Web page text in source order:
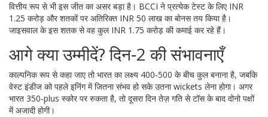
वित्तीय रूप से भी इस जीत का असर बड़ा है। BCCI ने प्रत्येक टेस्ट के लिए INR
1.25 करोड़ और शतकों पर अतिरिक्त INR 50 लाख का बोनस तय किया है।
जाइसवाल के इस शतक से वह कुल INR 1.75 करोड़ की कमाई कर रहे हैं।
आगे क्या उम्मीदें? दिन‑2 की संभावनाएँ
काल्पनिक रूप से कहा जाए तो भारत का लक्ष्य 400‑500 के बीच कुल बनाना है, जबकि
वेस्ट इंडीज को पहले इनिंग में जितना संभव हो सके उतना wickets लेना होगा। अगर
भारत 350‑plus स्कोर पर रुकता है, तो दूसरा दिन तेज़ गति से टॉस के बाद दोनो पक्षों
में अजादी होगी।